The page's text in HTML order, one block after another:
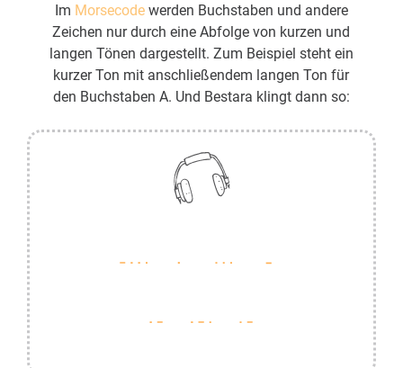
Im Morsecodewerden Buchstaben und andere
Zeichen nur durch eine Abfolge von kurzen und
langen Tönen dargestellt. Zum Beispiel steht ein
kurzer Ton mit anschließendem langen Ton für
den Buchstaben A. Und Bestara klingt dann so: